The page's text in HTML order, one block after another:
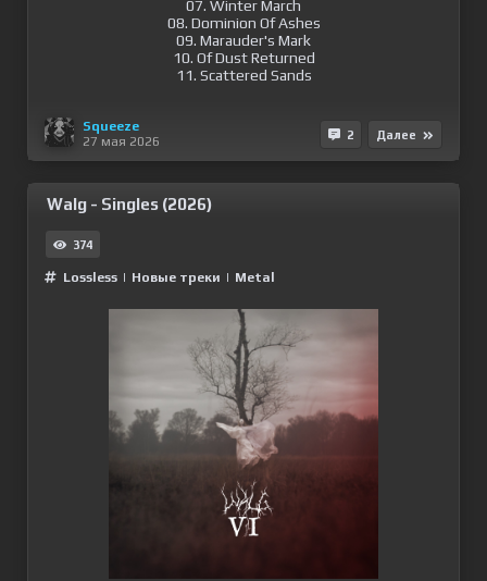
07. Winter March
08. Dominion Of Ashes
09. Marauder's Mark
10. Of Dust Returned
11. Scattered Sands
Squeeze
27 мая 2026
2 Далее
Walg - Singles (2026)
374
Lossless | Новые треки | Metal